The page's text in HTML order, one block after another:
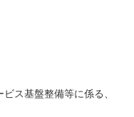
ス基盤整備等に係る、